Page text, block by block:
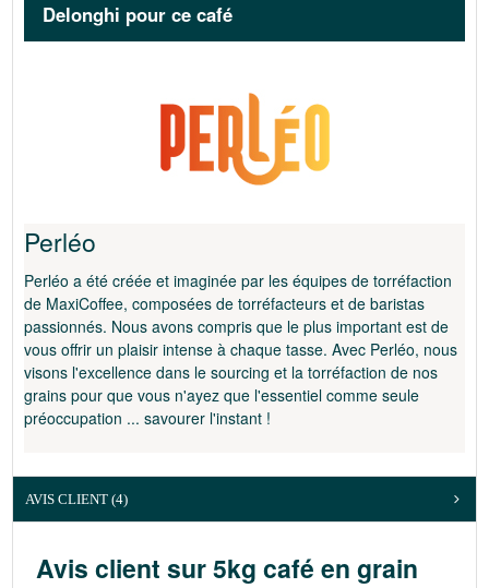
Delonghi pour ce café
En partenariat avec Delonghi, les experts de
ont créé pour vous une sélection
Delonghi
la recette et les paramètres optimums
RÉGLAGE OPTIMAL POUR VOTRE DELONGHI
Idéal en :
Espresso
(~40ml)
Réglage moulin :
Position 1,5 à
2,5
Réglage
intensité :
Fort
LE PETIT + :
Perléo
Perléo a été créée et imaginée par les équipes de torréfaction
de MaxiCoffee, composées de torréfacteurs et de baristas
passionnés. Nous avons compris que le plus important est de
vous offrir un plaisir intense à chaque tasse. Avec Perléo, nous
visons l'excellence dans le sourcing et la torréfaction de nos
grains pour que vous n'ayez que l'essentiel comme seule
préoccupation ... savourer l'instant !
AVIS CLIENT (4)
Avis client sur 5kg café en grain